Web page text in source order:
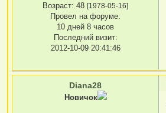
Возраст: 48[1978-05-16]
Провел на форуме:
10 дней 8 часов
Последний визит:
2012-10-09 20:41:46
Diana28
Новичок